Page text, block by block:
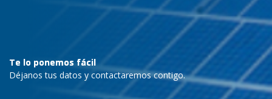
July August September
November December
Te lo ponemos fácil
Déjanos tus datos y contactaremos contigo.